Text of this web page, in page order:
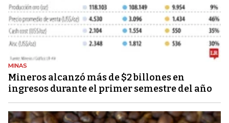
MINAS
Mineros alcanzó más de $2 billones en
ingresos durante el primer semestre del año